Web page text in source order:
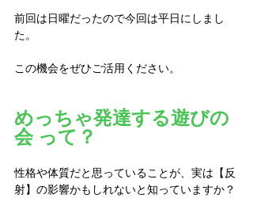
前回は日曜だったので今回は平日にしまし
た。
この機会をぜひご活用ください。
めっちゃ発達する遊びの
会 って？
性格や体質だと思っていることが、実は【反
射】の影響かもしれないと知っていますか？